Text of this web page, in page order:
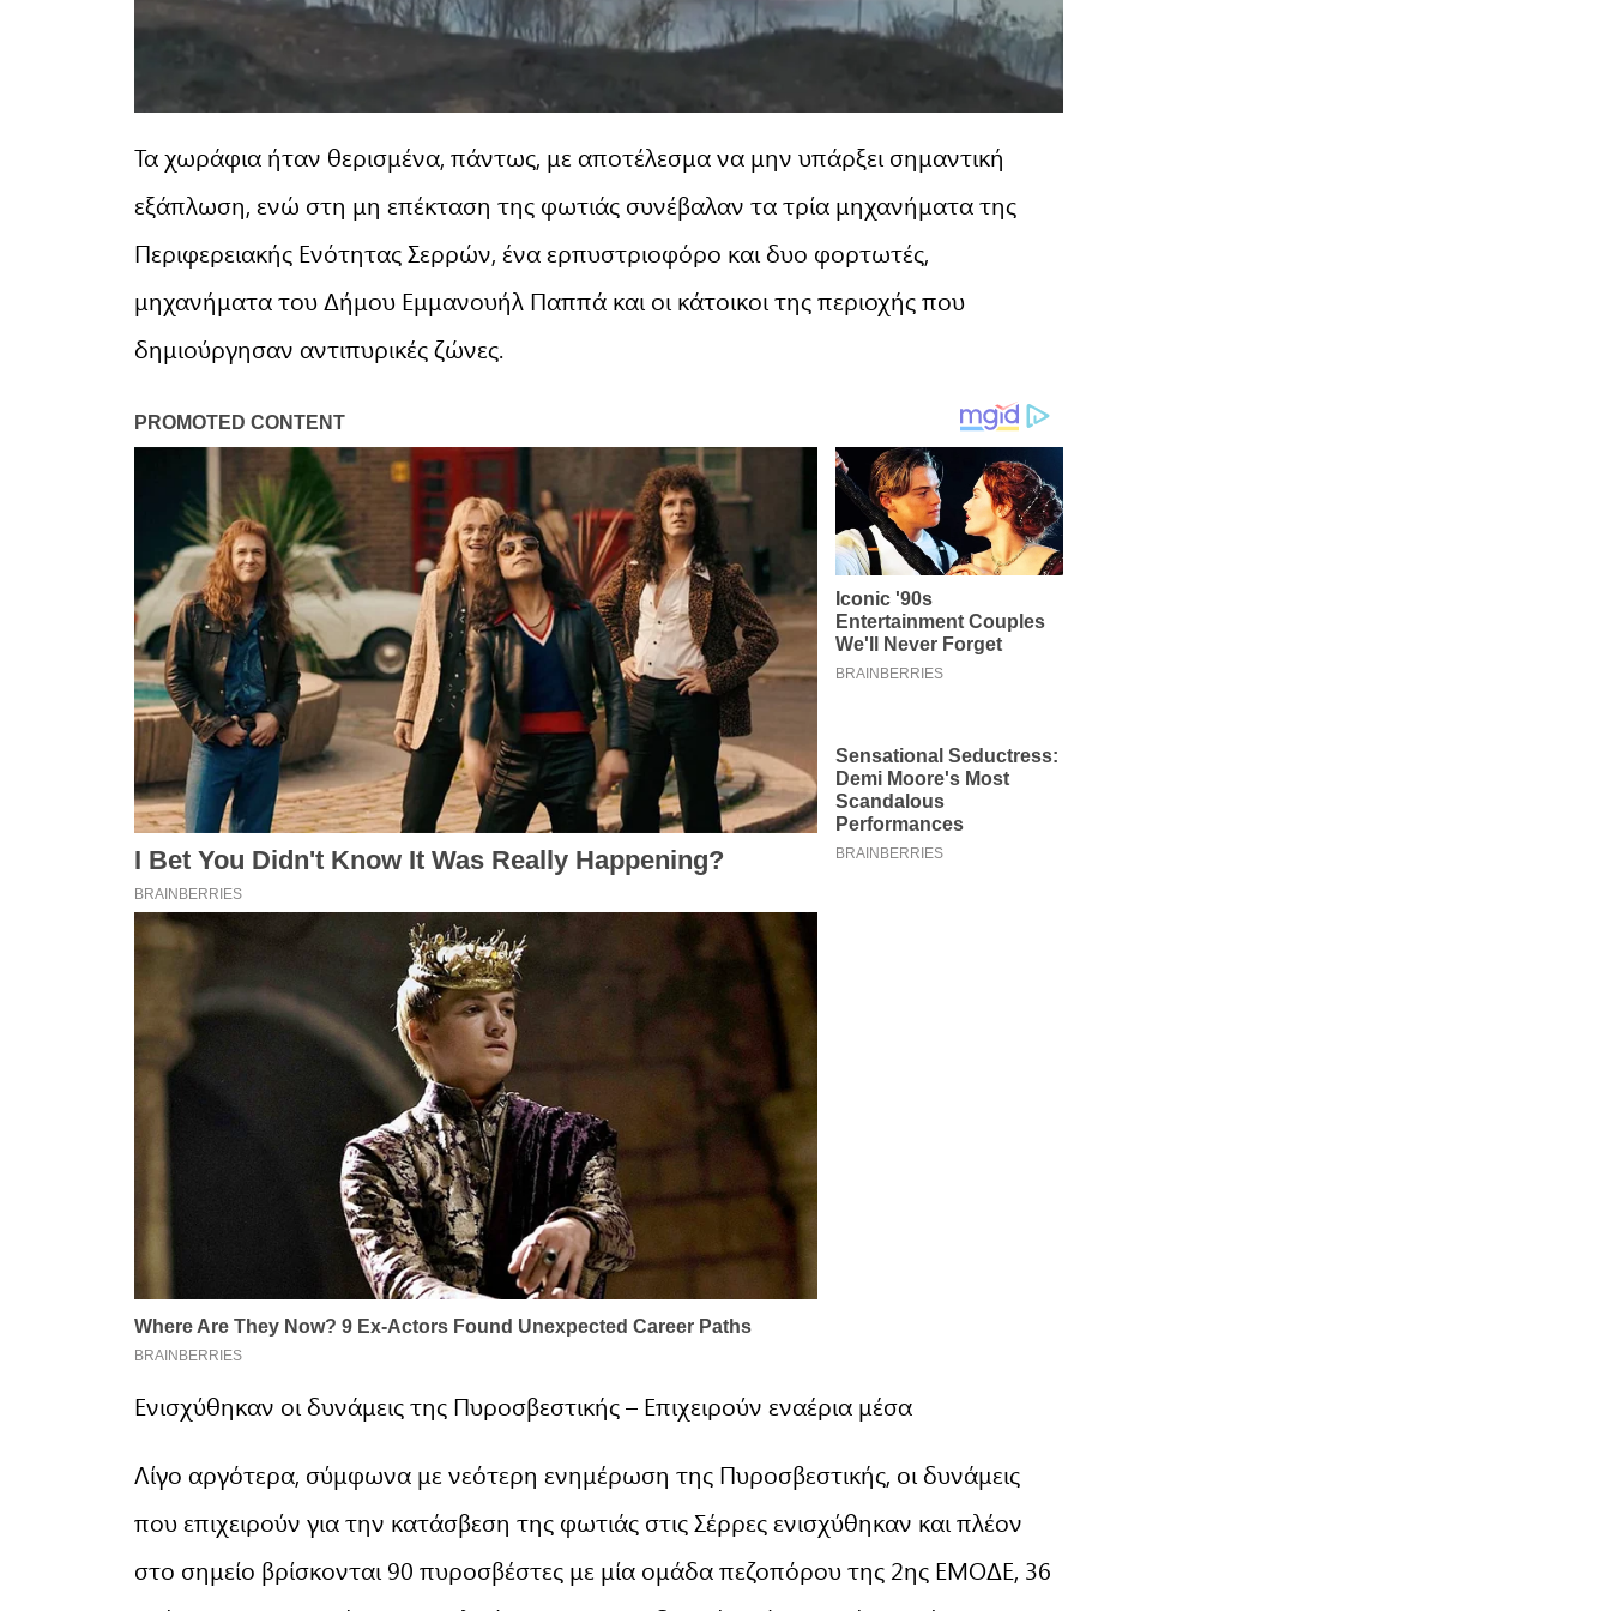
Τα χωράφια ήταν θερισμένα, πάντως, με αποτέλεσμα να μην υπάρξει σημαντική
εξάπλωση, ενώ στη μη επέκταση της φωτιάς συνέβαλαν τα τρία μηχανήματα της
Περιφερειακής Ενότητας Σερρών, ένα ερπυστριοφόρο και δυο φορτωτές,
μηχανήματα του Δήμου Εμμανουήλ Παππά και οι κάτοικοι της περιοχής που
δημιούργησαν αντιπυρικές ζώνες.
Ενισχύθηκαν οι δυνάμεις της Πυροσβεστικής – Επιχειρούν εναέρια μέσα
Λίγο αργότερα, σύμφωνα με νεότερη ενημέρωση της Πυροσβεστικής, οι δυνάμεις
που επιχειρούν για την κατάσβεση της φωτιάς στις Σέρρες ενισχύθηκαν και πλέον
στο σημείο βρίσκονται 90 πυροσβέστες με μία ομάδα πεζοπόρου της 2ης ΕΜΟΔΕ, 36